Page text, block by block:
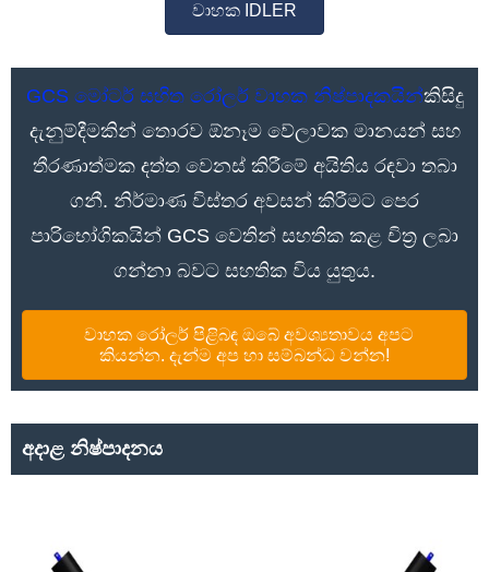
වාහක IDLER
GCS මෝටර් සහිත රෝලර් වාහක නිෂ්පාදකයින්කිසිදු
දැනුම්දීමකින් තොරව ඕනෑම වේලාවක මානයන් සහ
තීරණාත්මක දත්ත වෙනස් කිරීමේ අයිතිය රඳවා තබා
ගනී. නිර්මාණ විස්තර අවසන් කිරීමට පෙර
පාරිභෝගිකයින් GCS වෙතින් සහතික කළ චිත්‍ර ලබා
ගන්නා බවට සහතික විය යුතුය.
වාහක රෝලර් පිළිබඳ ඔබේ අවශ්‍යතාවය අපට
කියන්න. දැන්ම අප හා සම්බන්ධ වන්න!
අදාළ නිෂ්පාදනය